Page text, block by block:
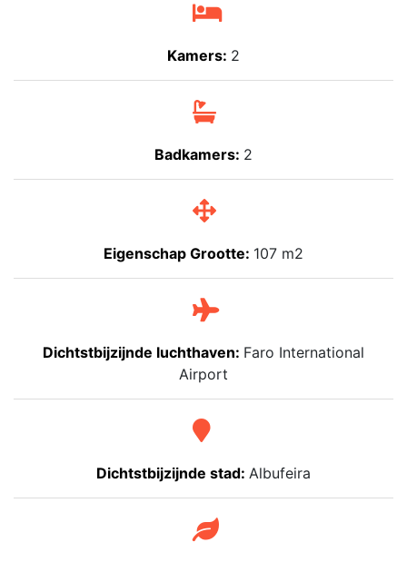
Kamers: 2
Badkamers: 2
Eigenschap Grootte: 107 m2
Dichtstbijzijnde luchthaven: Faro International
Airport
Dichtstbijzijnde stad: Albufeira